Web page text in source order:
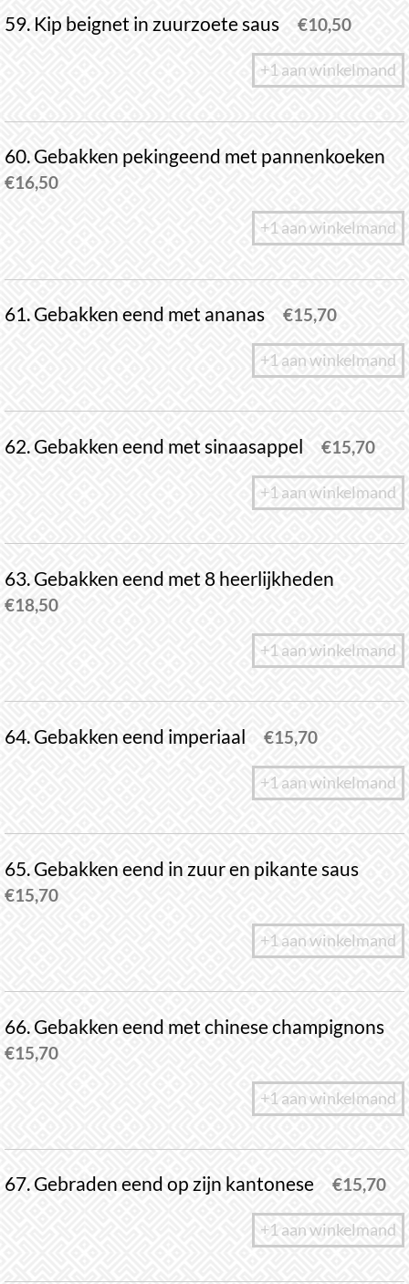
59. Kip beignet in zuurzoete saus €10,50
+1 aan winkelmand
60. Gebakken pekingeend met pannenkoeken
€16,50
+1 aan winkelmand
61. Gebakken eend met ananas €15,70
+1 aan winkelmand
62. Gebakken eend met sinaasappel €15,70
+1 aan winkelmand
63. Gebakken eend met 8 heerlijkheden
€18,50
+1 aan winkelmand
64. Gebakken eend imperiaal €15,70
+1 aan winkelmand
65. Gebakken eend in zuur en pikante saus
€15,70
+1 aan winkelmand
66. Gebakken eend met chinese champignons
€15,70
+1 aan winkelmand
67. Gebraden eend op zijn kantonese €15,70
+1 aan winkelmand